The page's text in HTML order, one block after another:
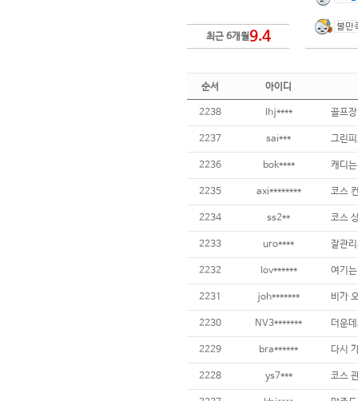
최근 6개월9.4
순서 아이디
2238 lhj****
2237 sai***
2236 bok****
2235 axi********
2234 ss2**
2233 uro**** 잘관
2232 lov******
2231 joh*******
2230 NV3*******
2229 bra******
2228 ys7***